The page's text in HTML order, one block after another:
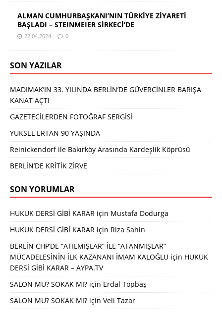
ALMAN CUMHURBAŞKANI’NIN TÜRKİYE ZİYARETİ
BAŞLADI – STEINMEIER SİRKECİ’DE
22.04.2024 0
SON YAZILAR
MADIMAK’IN 33. YILINDA BERLİN’DE GÜVERCİNLER BARIŞA
KANAT AÇTI
GAZETECİLERDEN FOTOĞRAF SERGİSİ
YÜKSEL ERTAN 90 YAŞINDA
Reinickendorf ile Bakırköy Arasında Kardeşlik Köprüsü
BERLİN’DE KRİTİK ZİRVE
SON YORUMLAR
HUKUK DERSİ GİBİ KARAR için Mustafa Dodurga
HUKUK DERSİ GİBİ KARAR için Riza Sahin
BERLİN CHP’DE “ATILMIŞLAR” İLE “ATANMIŞLAR”
MÜCADELESİNİN İLK KAZANANI İMAM KALOĞLU için HUKUK
DERSİ GİBİ KARAR – AYPA.TV
SALON MU? SOKAK MI? için Erdal Topbaş
SALON MU? SOKAK MI? için Veli Tazar